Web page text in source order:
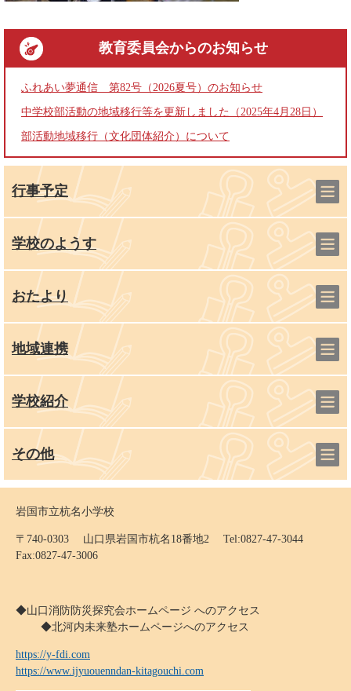
教育委員会からのお知らせ
ふれあい夢通信 第82号（2026夏号）のお知らせ
中学校部活動の地域移行等を更新しました（2025年4月28日）
部活動地域移行（文化団体紹介）について
行事予定
学校のようす
おたより
地域連携
学校紹介
その他
岩国市立杭名小学校
〒740-0303 山口県岩国市杭名18番地2 Tel:0827-47-3044
Fax:0827-47-3006
◆山口消防防災探究会ホームページ へのアクセス
◆北河内未来塾ホームページへのアクセス
https://y-fdi.com
https://www.ijyuouenndan-kitagouchi.com